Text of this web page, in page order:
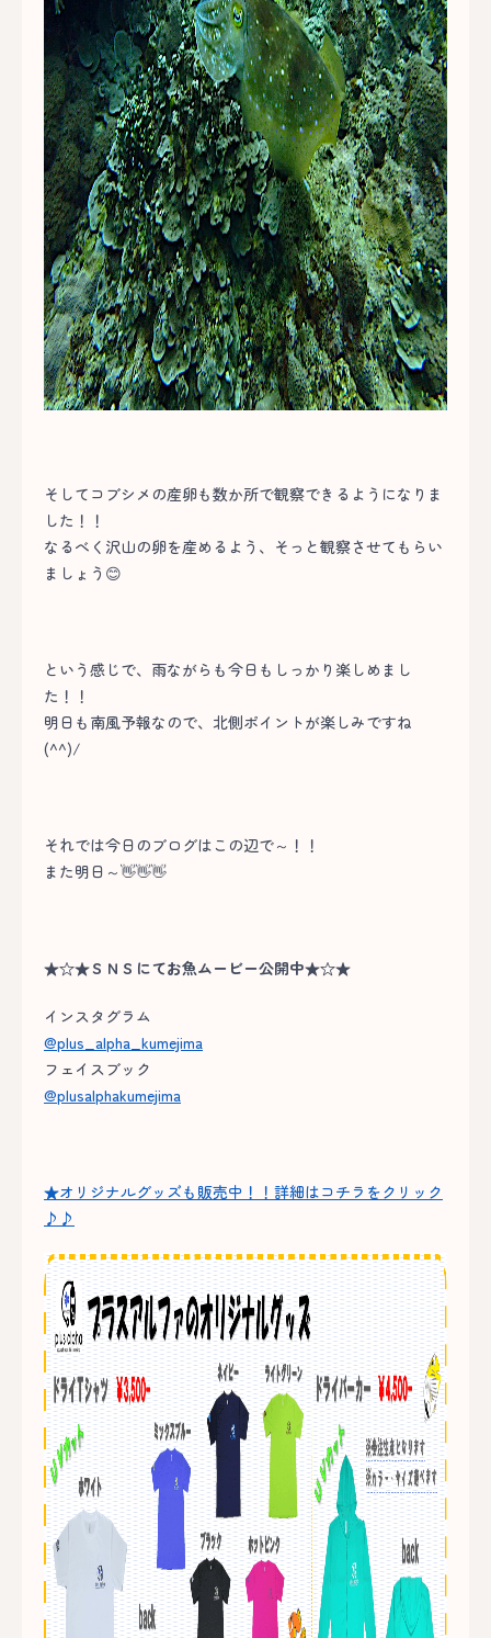
そしてコブシメの産卵も数か所で観察できるようになりま
した！！
なるべく沢山の卵を産めるよう、そっと観察させてもらい
ましょう😊
という感じで、雨ながらも今日もしっかり楽しめまし
た！！
明日も南風予報なので、北側ポイントが楽しみですね
(^^)/
それでは今日のブログはこの辺で～！！
また明日～👋👋👋
★☆★ＳＮＳにてお魚ムービー公開中★☆★
インスタグラム
@plus_alpha_kumejima
フェイスブック
@plusalphakumejima
★オリジナルグッズも販売中！！詳細はコチラをクリック
♪♪